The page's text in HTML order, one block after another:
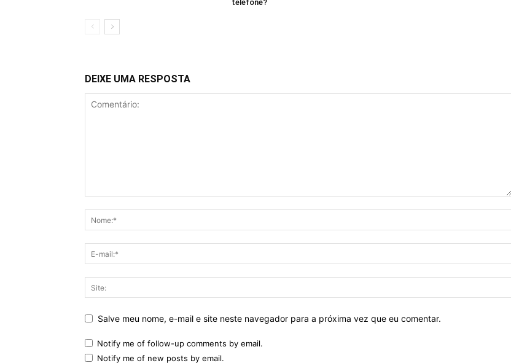
telefone?
DEIXE UMA RESPOSTA
Salve meu nome, e-mail e site neste navegador para a próxima vez que eu comentar.
Notify me of follow-up comments by email.
Notify me of new posts by email.